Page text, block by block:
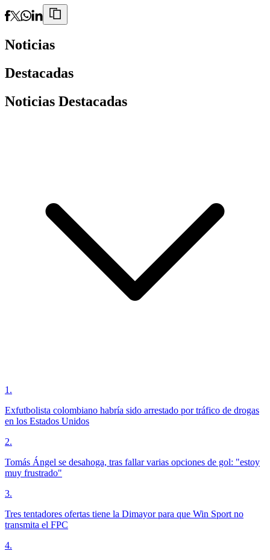
Noticias
Destacadas
Noticias Destacadas
1 .
Exfutbolista colombiano habría sido arrestado por tráfico de drogas
en los Estados Unidos
2.
Tomás Ángel se desahoga, tras fallar varias opciones de gol: "estoy
muy frustrado"
3.
Tres tentadores ofertas tiene la Dimayor para que Win Sport no
transmita el FPC
4.